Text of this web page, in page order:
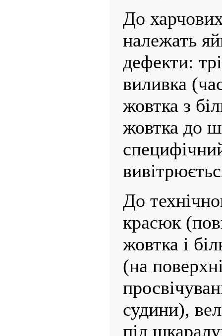
До
належать
дефекти:
виливка
жовтка з
жовтка до
До
красюк
жовтка і
(на
суди­ни),
під